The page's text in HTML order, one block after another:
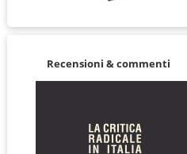
Recensioni & commenti